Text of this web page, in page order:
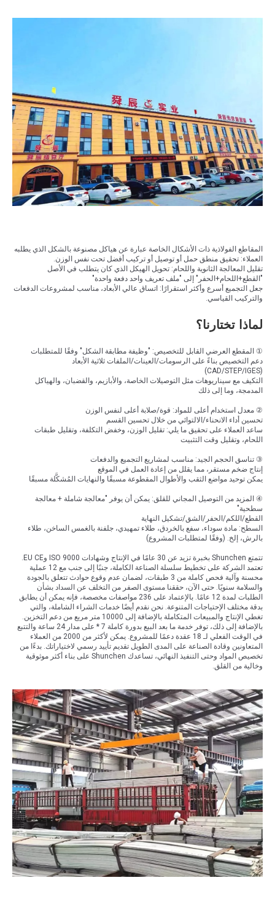
المقاطع الفولاذية ذات الأشكال الخاصة عبارة عن هياكل مصنوعة بالشكل الذي يطلبه
العملاء: تحقيق منطق حمل أو توصيل أو تركيب أفضل تحت نفس الوزن.
تقليل المعالجة الثانوية واللحام: تحويل الهيكل الذي كان يتطلب في الأصل
"القطع+اللحام+الحفر" إلى "ملف تعريف واحد دفعة واحدة"
جعل التجميع أسرع وأكثر استقرارًا: اتساق عالي الأبعاد، مناسب لمشروعات الدفعات
والتركيب القياسي.
لماذا تختارنا؟
① المقطع العرضي القابل للتخصيص: "وظيفة مطابقة الشكل" وفقًا للمتطلبات
دعم التخصيص بناءً على الرسومات/العينات/الملفات ثلاثية الأبعاد
(CAD/STEP/IGES)
التكيف مع سيناريوهات مثل التوصيلات الخاصة، والأبازيم، والقضبان، والهياكل
المدمجة، وما إلى ذلك
② معدل استخدام أعلى للمواد: قوة/صلابة أعلى لنفس الوزن
تحسين أداء الانحناء/الالتوائي من خلال تحسين القسم
ساعد العملاء على تحقيق ما يلي: تقليل الوزن، وخفض التكلفة، وتقليل طبقات
اللحام، وتقليل وقت التثبيت
③ تناسق الحجم الجيد: مناسب لمشاريع التجميع والدفعات
إنتاج ضخم مستقر، مما يقلل من إعادة العمل في الموقع
يمكن توحيد مواضع الثقب والأطوال المقطوعة مسبقًا والنهايات المُشكَّلة مسبقًا
④ المزيد من التوصيل المجاني للقلق: يمكن أن يوفر "معالجة شاملة + معالجة
سطحية"
القطع/اللكم/الحفر/الشق/تشكيل النهاية
السطح: مادة سوداء، سفع بالخردق، طلاء تمهيدي، جلفنة بالغمس الساخن، طلاء
بالرش، إلخ. (وفقًا لمتطلبات المشروع)
تعتمد الشركة على تخطيط سلسلة الصناعة الكاملة، جنبًا إلى جنب مع 12 عملية
محسنة وآلية فحص كاملة من 3 طبقات، لضمان عدم وقوع حوادث تتعلق بالجودة
والسلامة سنويًا. حتى الآن، حققنا مستوى الصفر من التخلف عن السداد بشأن
الطلبات لمدة 12 عامًا. بالإعتماد على 236 مواصفات مخصصة، فإنه يمكن أن يطابق
بدقة مختلف الإحتياجات المتنوعة. نحن نقدم أيضًا خدمات الشراء الشاملة، والتي
تغطي الإنتاج والمبيعات المتكاملة بالإضافة إلى 10000 متر مربع من دعم التخزين.
بالإضافة إلى ذلك، توفر خدمة ما بعد البيع بدورة كاملة 7 * على مدار 24 ساعة والتتبع
في الوقت الفعلي لـ 18 عقدة دعمًا للمشروع. يمكن لأكثر من 2000 من العملاء
المتعاونين وقادة الصناعة على المدى الطويل تقديم تأييد رسمي لاختياراتك. بدءًا من
تخصيص المواد وحتى التنفيذ النهائي، تساعدك Shunchen على بناء أكثر موثوقية
وخالية من القلق.